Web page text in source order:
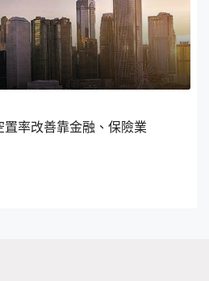
置率改善靠金融、保險業